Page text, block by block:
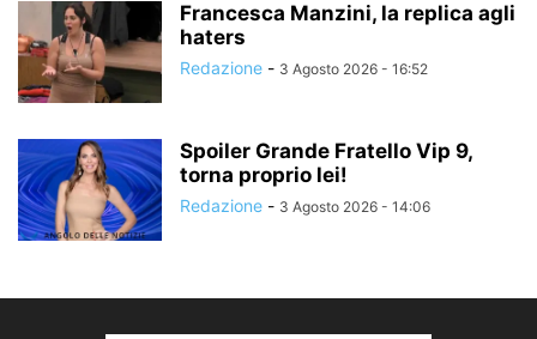
Francesca Manzini, la replica agli
haters
Redazione - 3 Agosto 2026 - 16:52
Spoiler Grande Fratello Vip 9,
torna proprio lei!
Redazione - 3 Agosto 2026 - 14:06